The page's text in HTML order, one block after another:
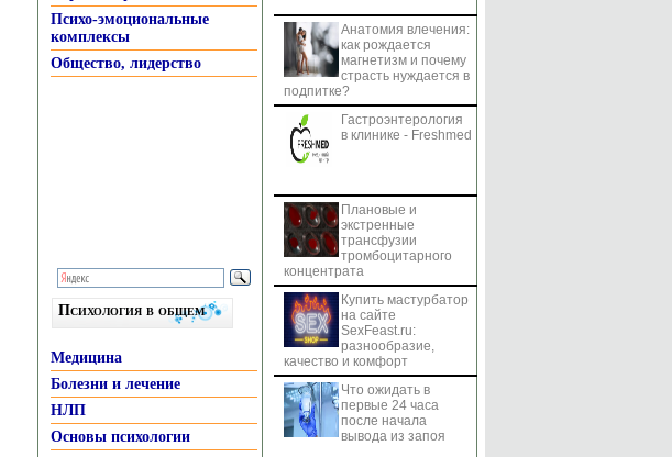
Психо-эмоциональные
комплексы
Общество, лидерство
Психология в общем
Медицина
Болезни и лечение
НЛП
Основы психологии
Анатомия влечения:
как рождается
магнетизм и почему
страсть нуждается в
подпитке?
Гастроэнтерология
в клинике - Freshmed
Плановые и
экстренные
трансфузии
тромбоцитарного
концентрата
Купить мастурбатор
на сайте
SexFeast.ru:
разнообразие,
качество и комфорт
Что ожидать в
первые 24 часа
после начала
вывода из запоя